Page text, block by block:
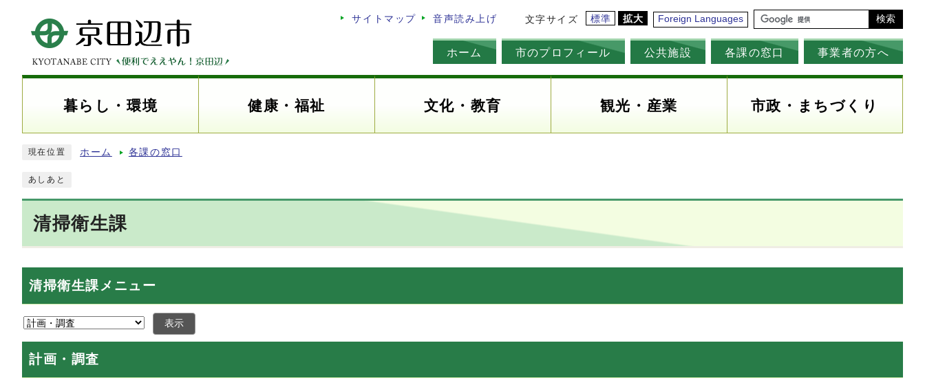
サイトマップ 音声読み上げ 文字サイズ 標準 拡大 Foreign Languages 検索
ホーム 市のプロフィール 公共施設 各課の窓口 事業者の方へ
暮らし・環境 健康・福祉 文化・教育 観光・産業 市政・まちづくり
現在位置 ホーム 各課の窓口
あしあと
清掃衛生課
清掃衛生課メニュー
表示
計画・調査